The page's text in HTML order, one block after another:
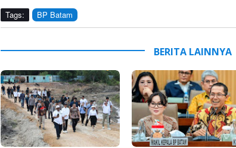
Tags: BP Batam
BERITA LAINNYA